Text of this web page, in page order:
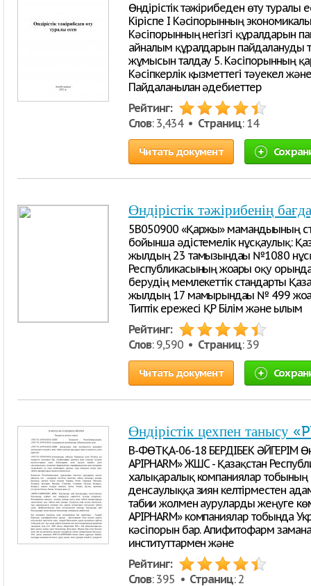
Өндірістік тәжірибеден өту
Кіріспе I Кәсіпорынның
Кәсіпорынның негізгі құралдарын
айналым құралдарын пайдалануды
жұмысын талдау 5. Кәсіпорынның
Кәсіпкерлік қызметтегі тәуекел
Пайдаланылған әдебиеттер
Рейтинг:
Слов: 3,434 • Страниц: 14
Читать документ
Өндірістік тәжірибенің
5В050900 «Қаржы» мамандығының
бойынша әдістемелік нұсқаулық:
жылдың 23 тамызындағы №1080
Республикасының жоғарғы оқу
берудің мемлекеттік стандарты
жылдың 17 мамырындағы № 499
Типтік ережесі ҚР Білім және ғылым
Рейтинг:
Слов: 9,590 • Страниц: 39
Читать документ
Өндірістік цехпен
В-ФӨТҚА-06-18 БЕРДІБЕК ӘЙГЕРІМ
APIPHARM» ЖШС - Қазақстан
халықаралық компаниялар тобының
денсаулыққа зиян келтірместен
табиғи жолмен ауруларды жеңуге
APIPHARM» компаниялар тобында
кәсіпорын бар. Апифитофарм
институттармен және
Рейтинг:
Слов: 395 • Страниц: 2